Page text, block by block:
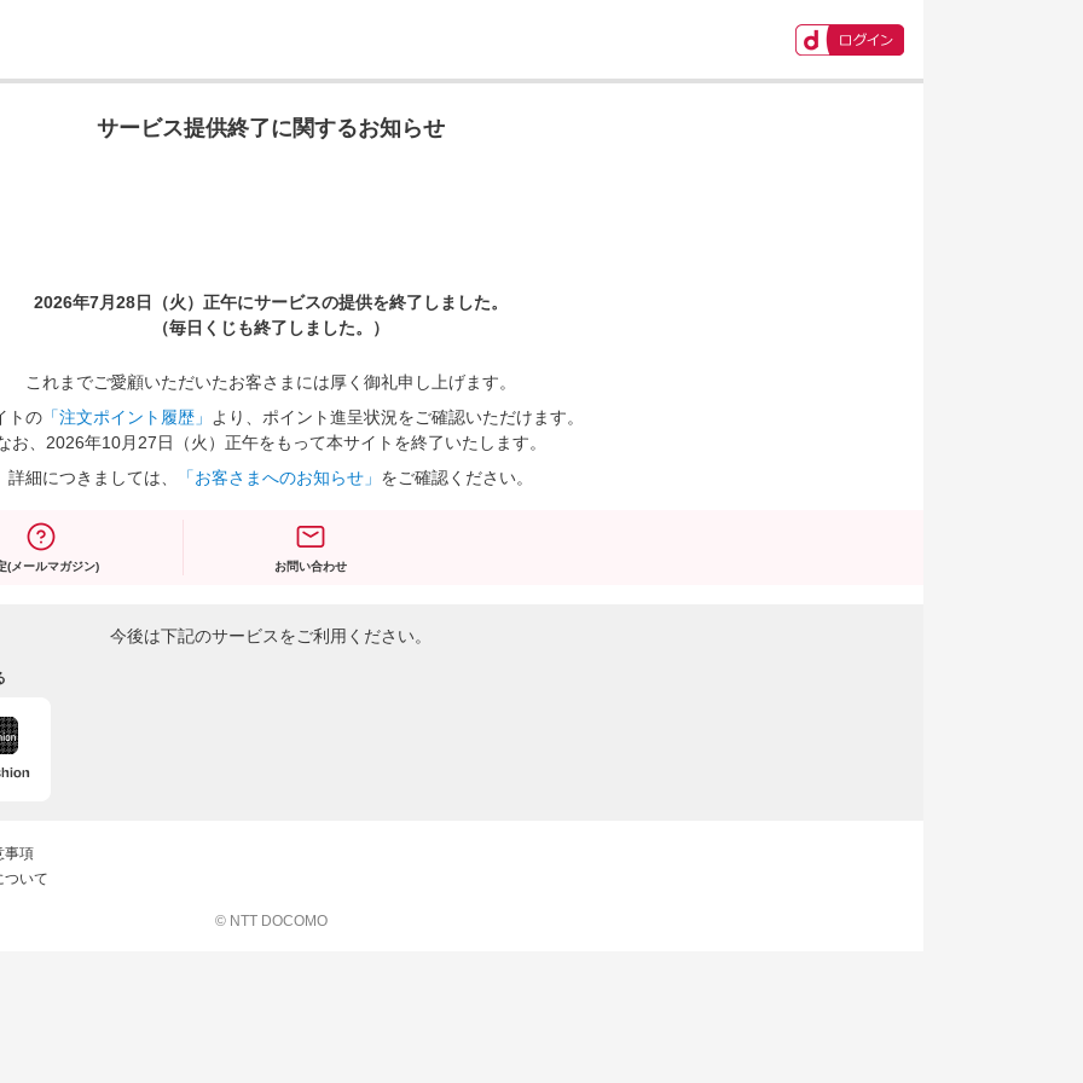
サービス提供終了に関するお知らせ
2026年7月28日（火）正午にサービスの提供を終了しました。
（毎日くじも終了しました。）
これまでご愛顧いただいたお客さまには厚く御礼申し上げます。
トの 「注文ポイント履歴」
より、ポイント進呈状況をご確認いただけます。
お、2026年10月27日（火）正午をもって本サイトを終了いたします。
詳細につきましては、
「お客さまへのお知らせ」 をご確認ください。
(メールマガジン) お問い合わせ
今後は下記のサービスをご利用ください。
事項
ついて
© NTT DOCOMO